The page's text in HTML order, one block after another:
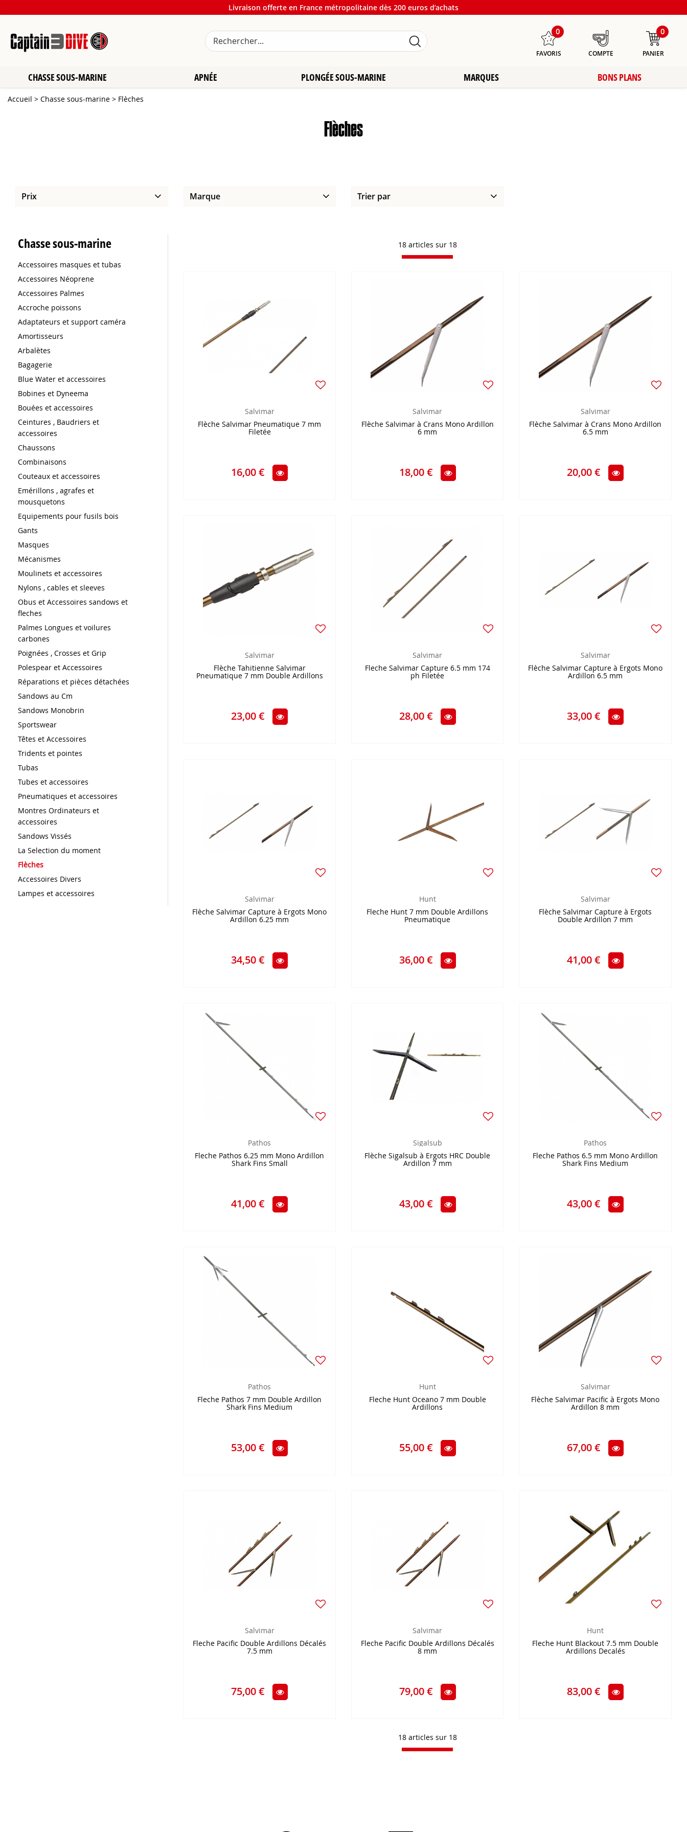
Livraison offerte en France métropolitaine dès 200 euros d’achats
0
FAVORIS COMPTE
0
PANIER
CHASSE SOUS-MARINE APNÉE PLONGÉE SOUS-MARINE MARQUES BONS PLANS
Accueil > Chasse sous-marine > Flèches
Flèches
Prix Marque Trier par
Chasse sous-marine
Accessoires masques et tubas
Accessoires Néoprene
Accessoires Palmes
Accroche poissons
Adaptateurs et support caméra
Amortisseurs
Arbalètes
Bagagerie
Blue Water et accessoires
Bobines et Dyneema
Bouées et accessoires
Ceintures , Baudriers et
accessoires
Chaussons
Combinaisons
Couteaux et accessoires
Emérillons , agrafes et
mousquetons
Equipements pour fusils bois
Gants
Masques
Mécanismes
Moulinets et accessoires
Nylons , cables et sleeves
Obus et Accessoires sandows et
fleches
Palmes Longues et voilures
carbones
Poignées , Crosses et Grip
Polespear et Accessoires
Réparations et pièces détachées
Sandows au Cm
Sandows Monobrin
Sportswear
Têtes et Accessoires
Tridents et pointes
Tubas
Tubes et accessoires
Pneumatiques et accessoires
Montres Ordinateurs et
accessoires
Sandows Vissés
La Selection du moment
Flèches
Accessoires Divers
Lampes et accessoires
18 articles sur 18
Salvimar
Flèche Salvimar Pneumatique 7 mm
Filetée
16,00 €
Salvimar
Flèche Salvimar à Crans Mono Ardillon
6 mm
18,00 €
Salvimar
Flèche Salvimar à Crans Mono Ardillon
6.5 mm
20,00 €
Salvimar
Flèche Tahitienne Salvimar
Pneumatique 7 mm Double Ardillons
23,00 €
Salvimar
Fleche Salvimar Capture 6.5 mm 174
ph Filetée
28,00 €
Salvimar
Flèche Salvimar Capture à Ergots Mono
Ardillon 6.5 mm
33,00 €
Salvimar
Flèche Salvimar Capture à Ergots Mono
Ardillon 6.25 mm
34,50 €
Hunt
Fleche Hunt 7 mm Double Ardillons
Pneumatique
36,00 €
Salvimar
Flèche Salvimar Capture à Ergots
Double Ardillon 7 mm
41,00 €
Pathos
Fleche Pathos 6.25 mm Mono Ardillon
Shark Fins Small
41,00 €
Sigalsub
Flèche Sigalsub à Ergots HRC Double
Ardillon 7 mm
43,00 €
Pathos
Fleche Pathos 6.5 mm Mono Ardillon
Shark Fins Medium
43,00 €
Pathos
Fleche Pathos 7 mm Double Ardillon
Shark Fins Medium
53,00 €
Hunt
Fleche Hunt Oceano 7 mm Double
Ardillons
55,00 €
Salvimar
Flèche Salvimar Pacific à Ergots Mono
Ardillon 8 mm
67,00 €
Salvimar
Fleche Pacific Double Ardillons Décalés
7.5 mm
75,00 €
Salvimar
Fleche Pacific Double Ardillons Décalés
8 mm
79,00 €
Hunt
Fleche Hunt Blackout 7.5 mm Double
Ardillons Decalés
83,00 €
18 articles sur 18